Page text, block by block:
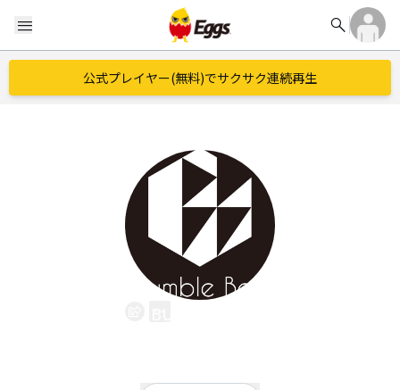
menu search
公式プレイヤー(無料)でサクサク連続再生